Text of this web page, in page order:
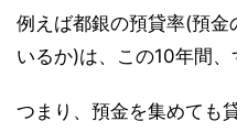
例えば都銀の預貸率(預金
いるか)は、この10年間、
つまり、預金を集めても